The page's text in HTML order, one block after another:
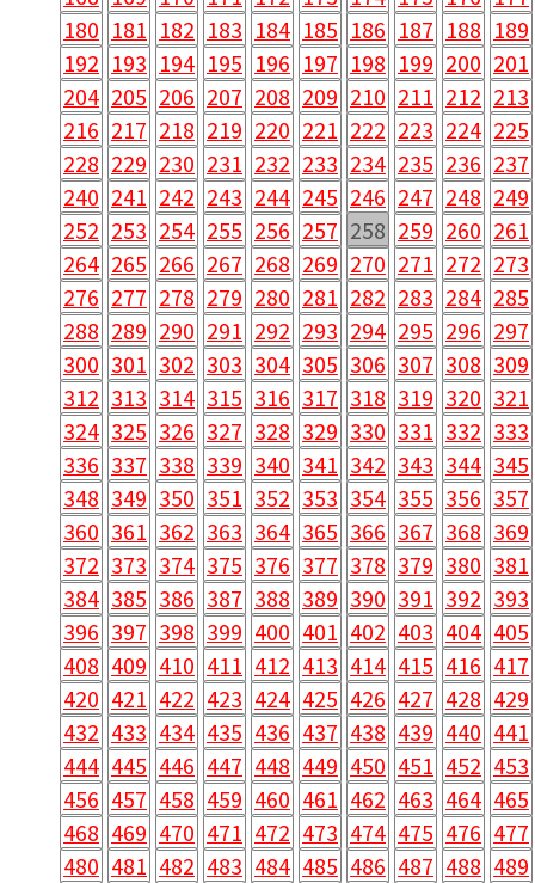
180 181 182 183 184 185 186 187 188 189
192 193 194 195 196 197 198 199 200 201
204 205 206 207 208 209 210 211 212 213
216 217 218 219 220 221 222 223 224 225
228 229 230 231 232 233 234 235 236 237
240 241 242 243 244 245 246 247 248 249
252 253 254 255 256 257 258 259 260 261
264 265 266 267 268 269 270 271 272 273
276 277 278 279 280 281 282 283 284 285
288 289 290 291 292 293 294 295 296 297
300 301 302 303 304 305 306 307 308 309
312 313 314 315 316 317 318 319 320 321
324 325 326 327 328 329 330 331 332 333
336 337 338 339 340 341 342 343 344 345
348 349 350 351 352 353 354 355 356 357
360 361 362 363 364 365 366 367 368 369
372 373 374 375 376 377 378 379 380 381
384 385 386 387 388 389 390 391 392 393
396 397 398 399 400 401 402 403 404 405
408 409 410 411 412 413 414 415 416 417
420 421 422 423 424 425 426 427 428 429
432 433 434 435 436 437 438 439 440 441
444 445 446 447 448 449 450 451 452 453
456 457 458 459 460 461 462 463 464 465
468 469 470 471 472 473 474 475 476 477
480 481 482 483 484 485 486 487 488 489